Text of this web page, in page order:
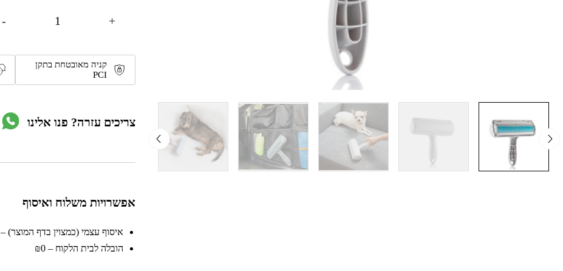
- +
קניה מאובטחת בתקן
PCI
צריכים עזרה? פנו אלינו
אפשרויות משלוח ואיסוף
איסוף עצמי (כמצוין בדף המוצר) – ₪0
הובלה לבית הלקוח – ₪0